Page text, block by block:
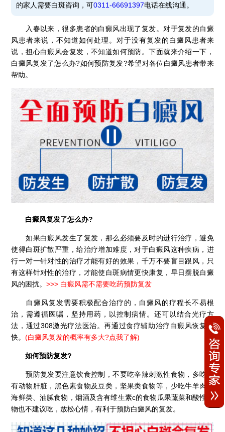
的家人需要白斑咨询，可0311-66691397电话在线沟通。
入春以来，很多患者的白癜风出现了复发。对于复发的白癜
风患者来说，不知道如何处理。对于没有复发的白癜风患者来
说，担心白癜风会复发，不知道如何预防。下面就来介绍一下，
白癜风复发了怎么办?如何预防复发?希望对各位白癜风患者带来
帮助。
白癜风复发了怎么办?
如果白癜风发生了复发，那么必须要及时的进行治疗，避免
使得白斑扩散严重，给治疗增加难度，对于白癜风这种疾病，进
行一对一针对性的治疗才能有好的效果，千万不要盲目跟风，只
有这样针对性的治疗，才能使白斑病情更快康复，早日摆脱白癜
风的困扰。>>> 白癜风需不需要吃药预防复发
白癜风复发需要积极配合治疗的，白癜风的疗程长不易根
治，需遵循医嘱，坚持用药，以控制病情。还可以结合光疗方
法，通过308激光疗法医治。再通过食疗辅助治疗白癜风恢复更
快。(白癜风复发的概率有多大?点我了解)
如何预防复发?
预防复发要注意饮食控制，不要吃辛辣刺激性食物，多吃含
有动物肝脏，黑色素食物及豆类，坚果类食物等，少吃牛羊肉、
海鲜类、油腻食物，烟酒及含有维生素c的食物瓜果蔬菜和酸性食
物也不建议吃，放松心情，有利于预防白癜风的复发。